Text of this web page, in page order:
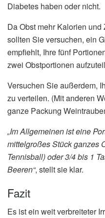
Diabetes haben oder nicht.
Da Obst mehr Kalorien
sollten Sie versuchen, ein
empfiehlt, Ihre fünf
zwei Obstportionen
Versuchen Sie außerdem,
zu verteilen. (Mit anderen
ganze Packung
„Im Allgemeinen ist eine
mittelgroßes Stück ganzes
Tennisball) oder 3/4 bis 1
Beeren“, stellt sie klar.
Fazit
Es ist ein weit verbreiteter